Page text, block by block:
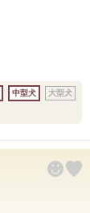
中型犬 大型犬